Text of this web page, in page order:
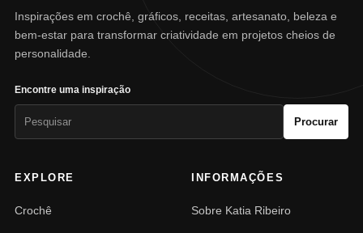
Inspirações em crochê, gráficos, receitas, artesanato, beleza e
bem-estar para transformar criatividade em projetos cheios de
personalidade.
Encontre uma inspiração
Procurar
EXPLORE
Crochê
INFORMAÇÕES
Sobre Katia Ribeiro